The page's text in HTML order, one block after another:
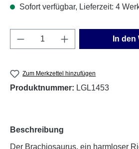
Sofort verfügbar, Lieferzeit: 4
Produkt Anzahl: Gib den
In
Zum Merkzettel hinzufügen
Produktnummer: LGL1453
Beschreibung
Der Brachiosaurus, ein harmloser